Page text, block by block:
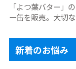
「よつ葉バター」
ー缶を販売。大切
新着のお悩み